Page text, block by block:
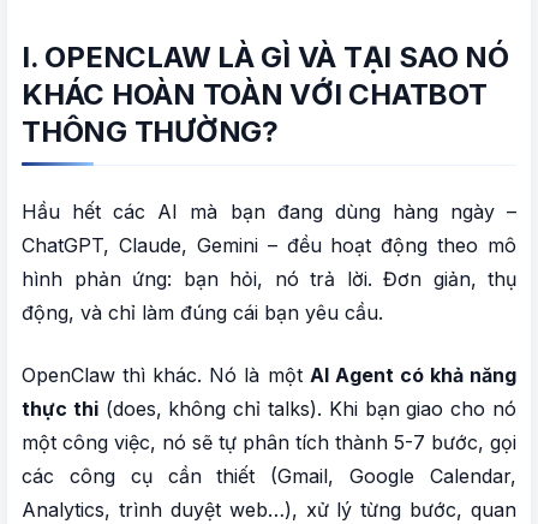
17. Context Window – giới hạn tầm nhìn của AI
18. Slash Commands – bộ lệnh nhanh
19. Tự học và tự cải thiện
III. OPENCLAW PHÙ HỢP VỚI AI? CẦN CHUẨN
BỊ GÌ?
1. Yêu cầu kỹ thuật tối thiểu
3. Chi phí thực tế khi dùng OpenClaw
IV. GÓC NHÌN CỦA MÌNH SAU KHI DÙNG
OPENCLAW
I. OPENCLAW LÀ GÌ VÀ TẠI SAO NÓ
KHÁC HOÀN TOÀN VỚI CHATBOT
THÔNG THƯỜNG?
Hầu hết các AI mà bạn đang dùng hàng ngày –
ChatGPT, Claude, Gemini – đều hoạt động theo mô
hình phản ứng: bạn hỏi, nó trả lời. Đơn giản, thụ
động, và chỉ làm đúng cái bạn yêu cầu.
OpenClaw thì khác. Nó là một AI Agent có khả năng
thực thi(does, không chỉ talks). Khi bạn giao cho nó
một công việc, nó sẽ tự phân tích thành 5-7 bước, gọi
các công cụ cần thiết (Gmail, Google Calendar,
Analytics, trình duyệt web…), xử lý từng bước, quan